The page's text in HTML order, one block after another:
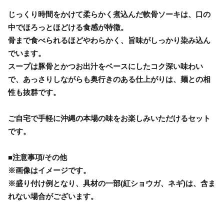
じっくり時間をかけて柔らかく煮込んだ軟骨ソーキは、口の
中でほろっとほどける食感が特徴。
骨まで食べられるほどやわらかく、旨味がしっかり染み込ん
でいます。
スープは豚骨とかつお出汁をベースにしたコク深い味わい
で、あっさりしながらも奥行きのある仕上がりは、麺との相
性も抜群です。
ご自宅で手軽に沖縄の本場の味をお楽しみいただけるセット
です。
■注意事項/その他
※画像はイメージです。
※盛り付け例となり、具材の一部(紅ショウガ、ネギ)は、含ま
れない場合がございます。